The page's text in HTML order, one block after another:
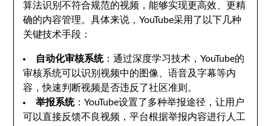
算法识别不符合规范的视频，能够实现更高效、更精
确的内容管理。具体来说，YouTube采用了以下几种
关键技术手段：
自动化审核系统：通过深度学习技术，YouTube的
审核系统可以识别视频中的图像、语音及字幕等内
容，快速判断视频是否违反了社区准则。
举报系统：YouTube设置了多种举报途径，让用户
可以直接反馈不良视频，平台根据举报内容进行人工